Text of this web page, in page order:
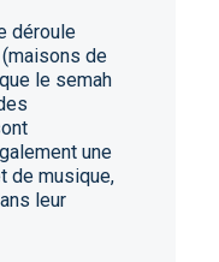
déroule
de
le semah
une
de musique,
leur